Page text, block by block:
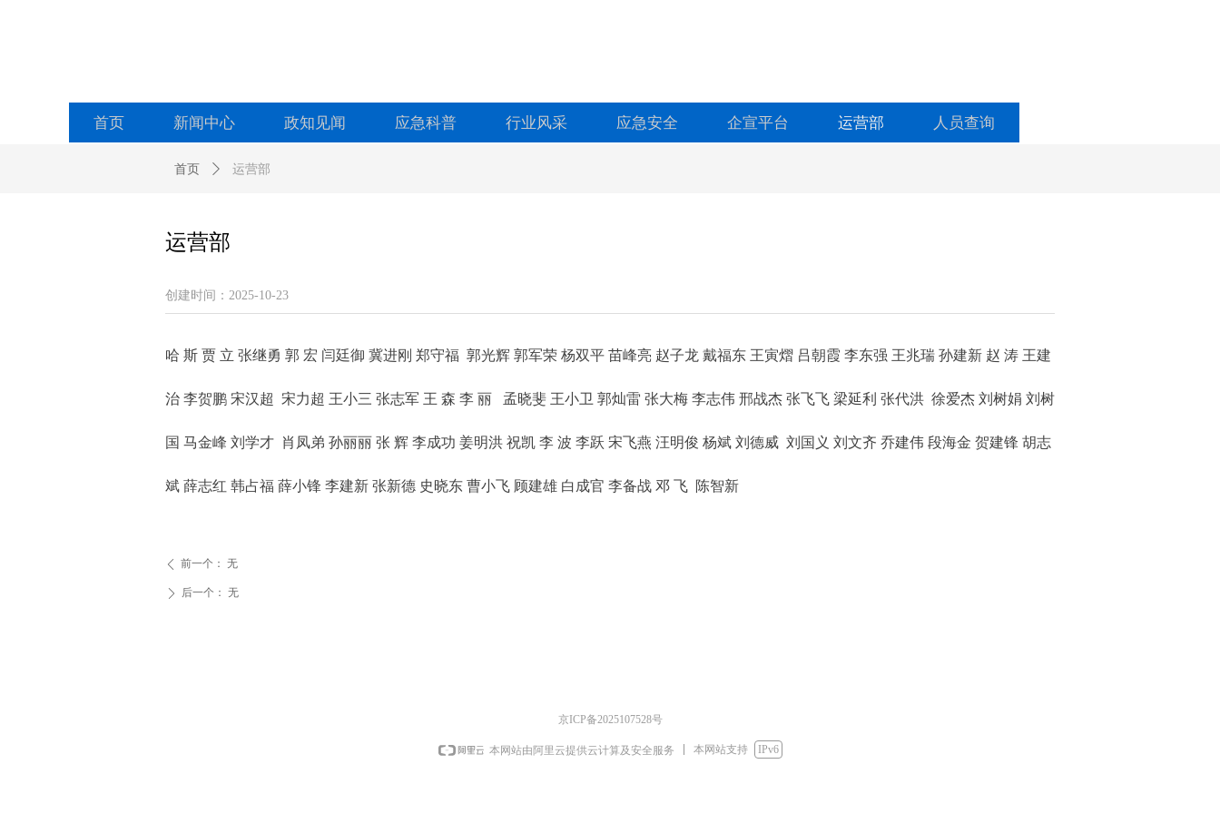
首页 新闻中心 政知见闻 应急科普 行业风采 应急安全 企宣平台 运营部 人员查询
首页 ꄲ 运营部
运营部
创建时间： 2025-10-23
哈 斯 贾 立 张继勇 郭 宏 闫廷御 冀进刚 郑守福 郭光辉 郭军荣 杨双平 苗峰亮 赵子龙 戴福东 王寅熠 吕朝霞 李东强 王兆瑞 孙建新 赵 涛 王建
治 李贺鹏 宋汉超 宋力超 王小三 张志军 王 森 李 丽 孟晓斐 王小卫 郭灿雷 张大梅 李志伟 邢战杰 张飞飞 梁延利 张代洪 徐爱杰 刘树娟 刘树
国 马金峰 刘学才 肖凤弟 孙丽丽 张 辉 李成功 姜明洪 祝凯 李 波 李跃 宋飞燕 汪明俊 杨斌 刘德威 刘国义 刘文齐 乔建伟 段海金 贺建锋 胡志
斌 薛志红 韩占福 薛小锋 李建新 张新德 史晓东 曹小飞 顾建雄 白成官 李备战 邓 飞 陈智新
ꄴ 前一个： 无
ꄲ 后一个： 无
京ICP备2025107528号
本网站由阿里云提供云计算及安全服务 本网站支持 IPv6